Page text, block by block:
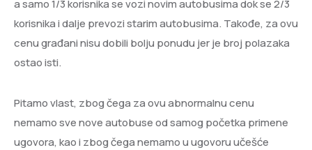
a samo 1/3 korisnika se vozi novim autobusima dok se 2/3
korisnika i dalje prevozi starim autobusima. Takođe, za ovu
cenu građani nisu dobili bolju ponudu jer je broj polazaka
ostao isti.
Pitamo vlast, zbog čega za ovu abnormalnu cenu
nemamo sve nove autobuse od samog početka primene
ugovora, kao i zbog čega nemamo u ugovoru učešće